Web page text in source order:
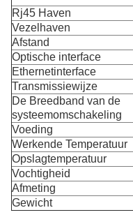
Rj45 Haven
Vezelhaven
Afstand
Optische interface
Ethernetinterface
Transmissiewijze
De Breedband van de
systeemomschakeling
Voeding
Werkende Temperatuur
Opslagtemperatuur
Vochtigheid
Afmeting
Gewicht